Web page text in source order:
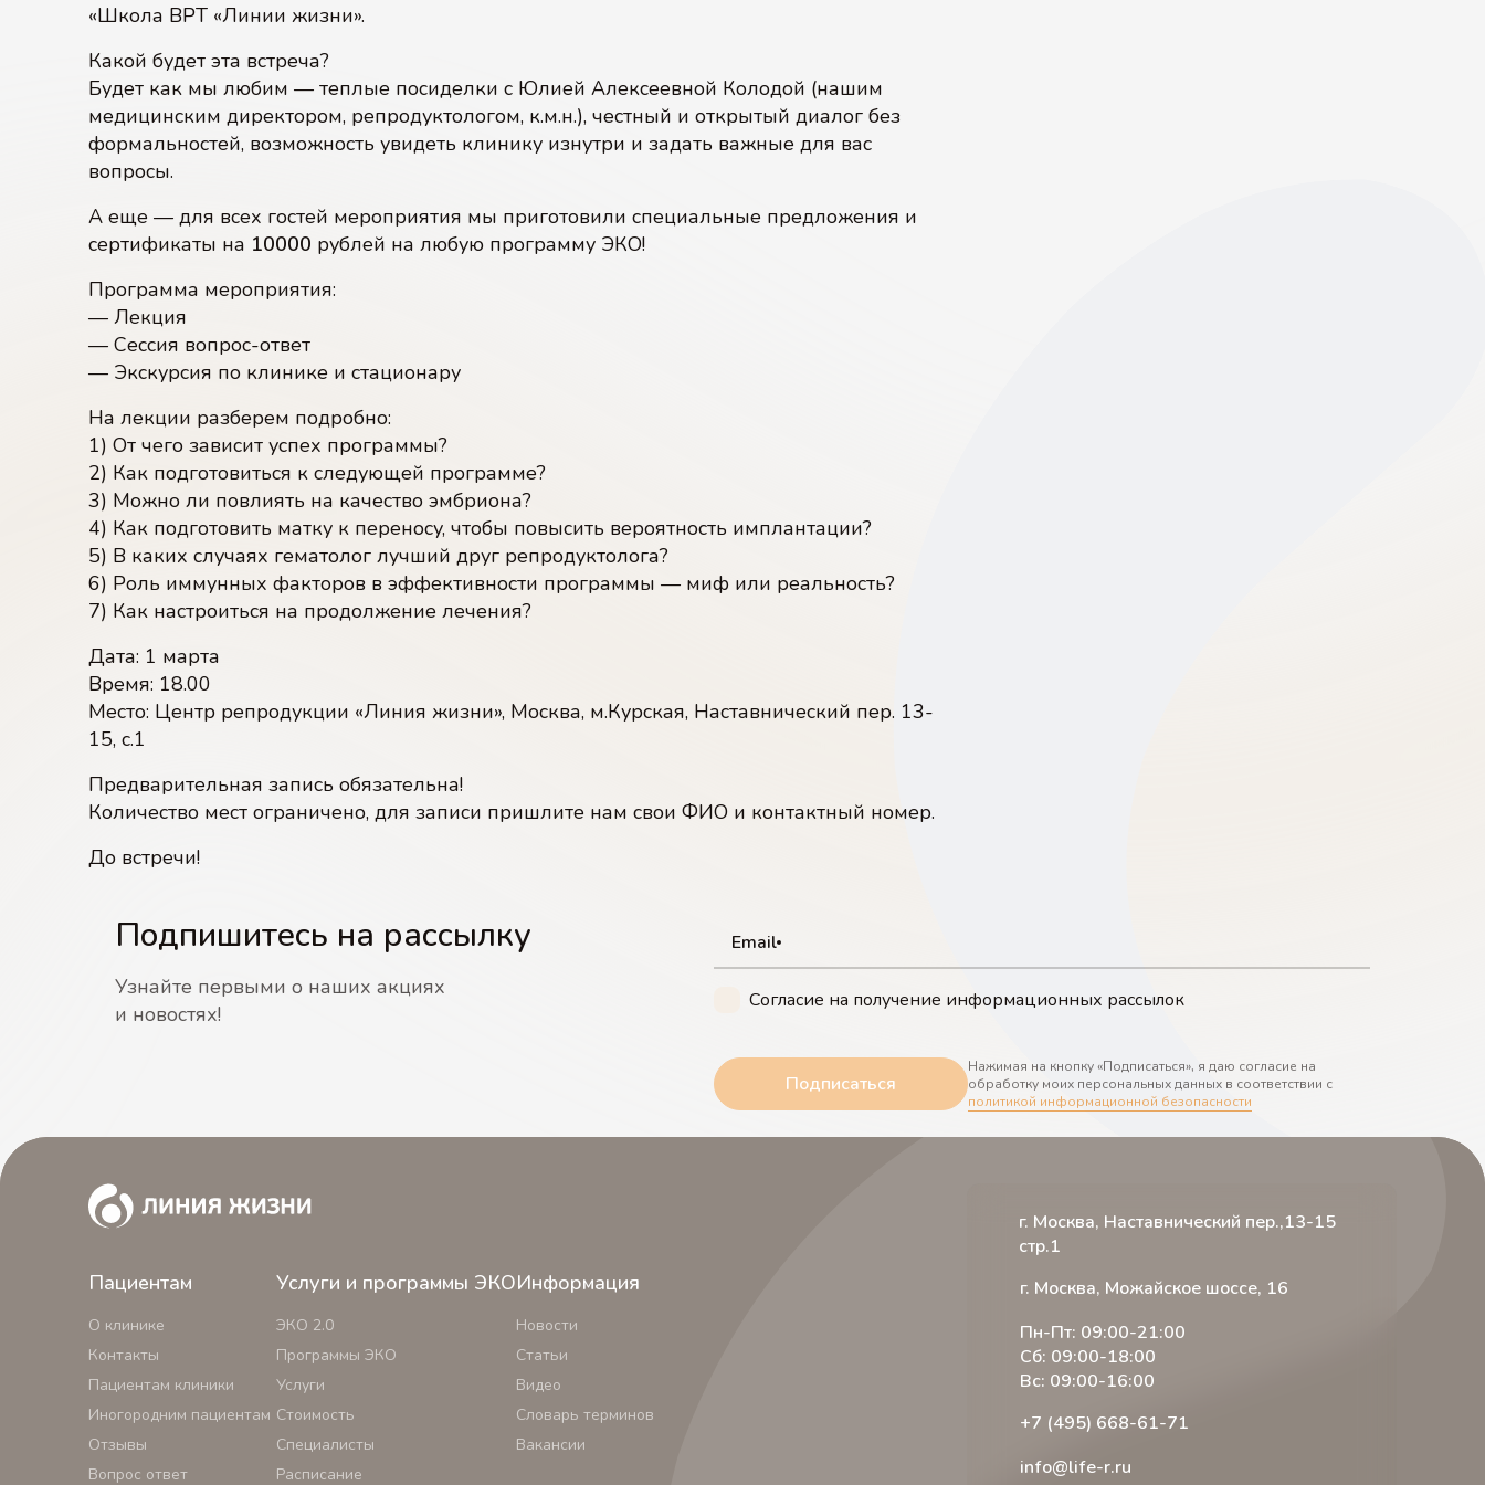
ЭКО с донорской спермой ЭКО c IVM (ИВМ)
«Школа ВРТ «Линии жизни».
Какой будет эта встреча?
Будет как мы любим — теплые посиделки с Юлией Алексеевной Колодой (нашим
медицинским директором, репродуктологом, к.м.н.), честный и открытый диалог без
формальностей, возможность увидеть клинику изнутри и задать важные для вас
вопросы.
А еще — для всех гостей мероприятия мы приготовили специальные предложения и
сертификаты на 10000 рублей на любую программу ЭКО!
Программа мероприятия:
— Лекция
— Сессия вопрос-ответ
— Экскурсия по клинике и стационару
На лекции разберем подробно:
1) От чего зависит успех программы?
2) Как подготовиться к следующей программе?
3) Можно ли повлиять на качество эмбриона?
4) Как подготовить матку к переносу, чтобы повысить вероятность имплантации?
5) В каких случаях гематолог лучший друг репродуктолога?
6) Роль иммунных факторов в эффективности программы — миф или реальность?
7) Как настроиться на продолжение лечения?
Дата: 1 марта
Время: 18.00
Место: Центр репродукции «Линия жизни», Москва, м.Курская, Наставнический пер. 13-
15, с.1
Предварительная запись обязательна!
Количество мест ограничено, для записи пришлите нам свои ФИО и контактный номер.
До встречи!
Подпишитесь на рассылку
Узнайте первыми о наших акциях
и новостях!
Email
Согласие на получение информационных рассылок
Подписаться
Нажимая на кнопку «Подписаться», я даю согласие на
обработку моих персональных данных в соответствии с
политикой информационной безопасности
Пациентам
О клинике
Контакты
Пациентам клиники
Иногородним пациентам
Отзывы
Вопрос ответ
Услуги и программы ЭКО
ЭКО 2.0
Программы ЭКО
Услуги
Стоимость
Специалисты
Расписание
Информация
Новости
Статьи
Видео
Словарь терминов
Вакансии
г. Москва, Наставнический пер.,13-15
стр.1
г. Москва, Можайское шоссе, 16
Пн-Пт: 09:00-21:00
Сб: 09:00-18:00
Вс: 09:00-16:00
+7 (495) 668-61-71
info@life-r.ru